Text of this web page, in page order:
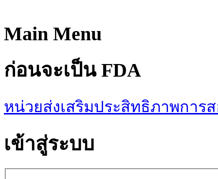
Main Menu
ก่อนจะเป็น FDA
หน่วยส่งเสริมประสิทธิภาพการ
เข้าสู่ระบบ